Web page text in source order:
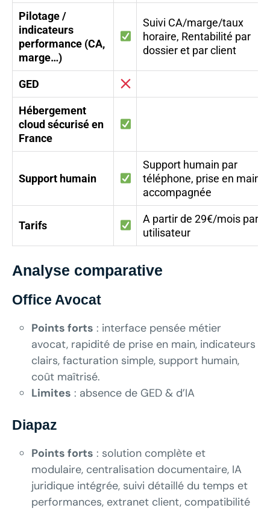
Pilotage /
indicateurs
performance (CA,
marge…)
Suivi CA/marge/taux
horaire, Rentabilité par
dossier et par client
GED
Hébergement
cloud sécurisé en
France
Support humain
Support humain par
téléphone, prise en main
accompagnée
Tarifs
A partir de 29€/mois par
utilisateur
Analyse comparative
Office Avocat
Points forts : interface pensée métier
avocat, rapidité de prise en main, indicateurs
clairs, facturation simple, support humain,
coût maîtrisé.
Limites : absence de GED & d’IA
Diapaz
Points forts : solution complète et
modulaire, centralisation documentaire, IA
juridique intégrée, suivi détaillé du temps et
performances, extranet client, compatibilité